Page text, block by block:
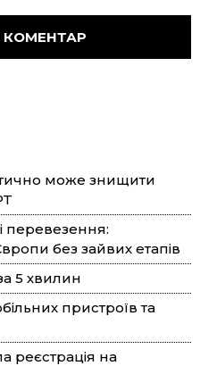
може знищити
перевезення:
без зайвих етапів
5 хвилин
пристроїв та
реєстрація на